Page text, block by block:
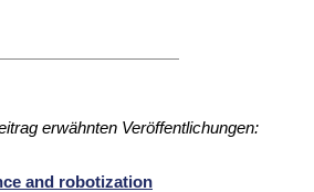
erwähnten Veröffentlichungen:
and robotization